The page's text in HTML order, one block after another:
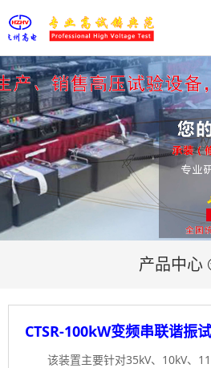
产品中心
CTSR-100kW变频串联谐振
该装置主要针对35kV、10kV、